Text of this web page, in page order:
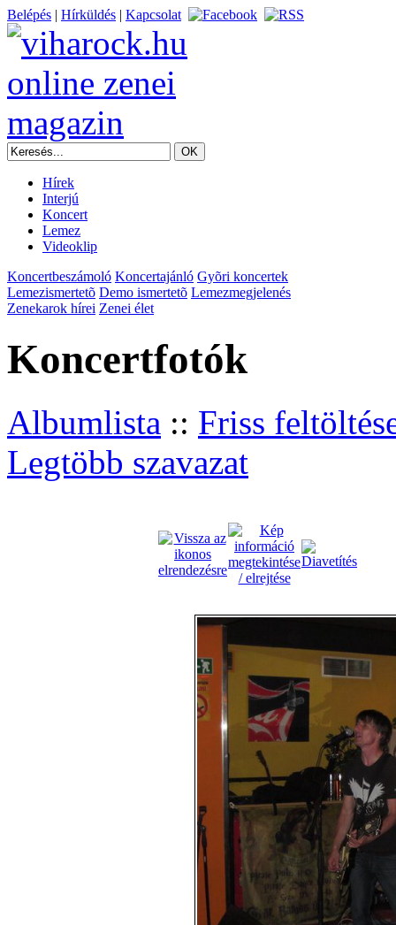
Belépés | Hírküldés | Kapcsolat
Hírek
Interjú
Koncert
Lemez
Videoklip
Koncertbeszámoló Koncertajánló Gyõri koncertek
Lemezismertetõ Demo ismertetõ Lemezmegjelenés
Zenekarok hírei Zenei élet
Koncertfotók
Albumlista :: Friss
Legtöbb szavazat